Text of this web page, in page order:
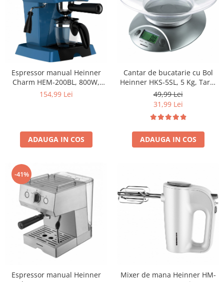
Espressor manual Heinner
Charm HEM-200BL, 800W,
250ml, 3.5 bar, Albastru
154,99 Lei
ADAUGA IN COS
Cantar de bucatarie cu Bol
Heinner HKS-5SL, 5 Kg, Tara,
functie cantarire lichide, 1 g,
display lcd, Argintiu
49,99 Lei
31,99 Lei
ADAUGA IN COS
-41%
Espressor manual Heinner
Mixer de mana Heinner HM-